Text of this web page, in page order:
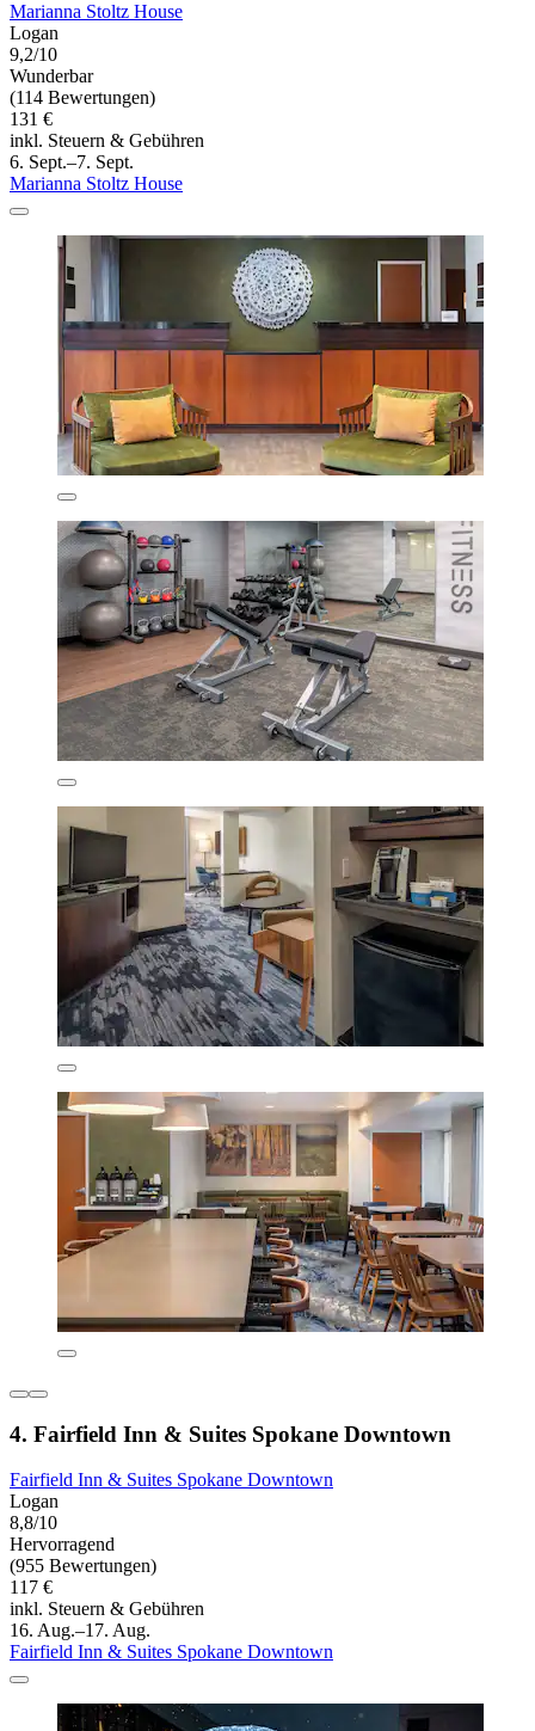
Marianna Stoltz House
Logan
9,2/10
Wunderbar
(114 Bewertungen)
131 €
inkl. Steuern & Gebühren
6. Sept.–7. Sept.
Marianna Stoltz House
4. Fairfield Inn & Suites Spokane Downtown
Fairfield Inn & Suites Spokane Downtown
Logan
8,8/10
Hervorragend
(955 Bewertungen)
117 €
inkl. Steuern & Gebühren
16. Aug.–17. Aug.
Fairfield Inn & Suites Spokane Downtown